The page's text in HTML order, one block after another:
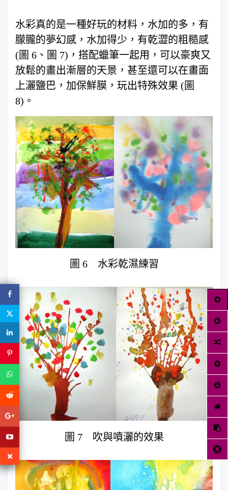
水彩真的是一種好玩的材料，水加的多，有
朦朧的夢幻感，水加得少，有乾澀的粗糙感
(圖 6、圖 7)，搭配蠟筆一起用，可以豪爽又
放鬆的畫出漸層的天景，甚至還可以在畫面
上灑鹽巴，加保鮮膜，玩出特殊效果 (圖
8)。
圖 6 水彩乾濕練習
圖 7 吹與噴灑的效果